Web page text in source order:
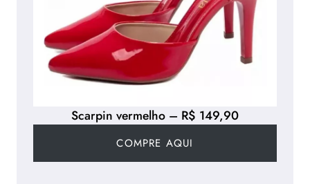
Scarpin vermelho – R$ 149,90
COMPRE AQUI